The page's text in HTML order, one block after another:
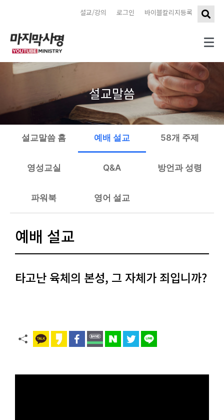
바이블칼리지등록
로그인
설교/강의
설교말씀
설교말씀 홈 예배 설교 58개 주제
영성교실 Q&A 방언과 성령
파워북 영어 설교
예배 설교
타고난 육체의 본성, 그 자체가 죄입니까?